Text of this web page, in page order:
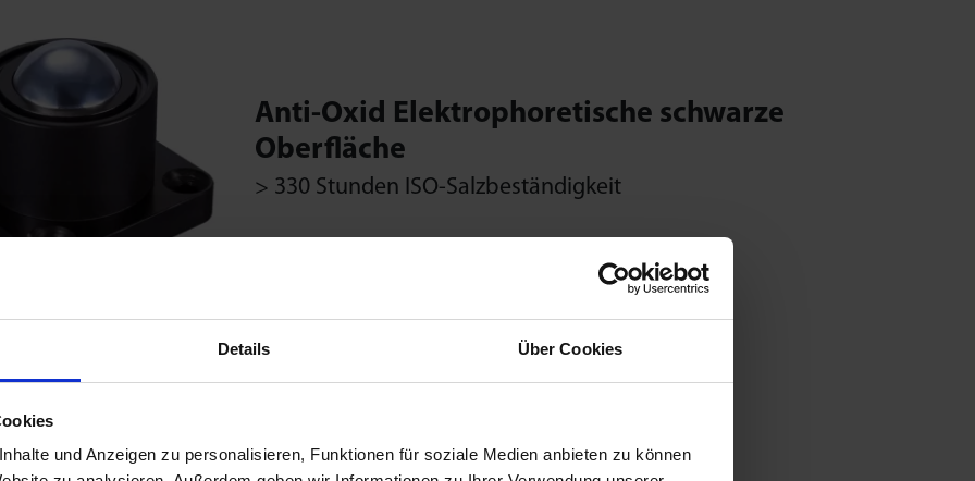
Details Über Cookies
und Anzeigen zu personalisieren, Funktionen für soziale Medien anbieten zu können
Anti-Oxid Elektrophoretische schwarze
Oberfläche
> 330 Stunden ISO-Salzbeständigkeit
Edelstahl-Kugelrollen